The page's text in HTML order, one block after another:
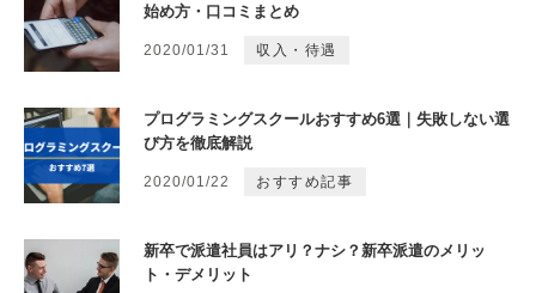
始め方・口コミまとめ
2020/01/31 収入・待遇
プログラミングスクールおすすめ6選｜失敗しない選
び方を徹底解説
2020/01/22 おすすめ記事
新卒で派遣社員はアリ？ナシ？新卒派遣のメリッ
ト・デメリット